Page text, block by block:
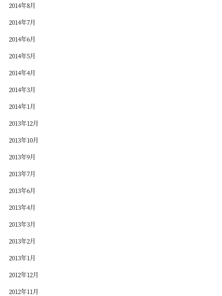
2014年8月
2014年7月
2014年6月
2014年5月
2014年4月
2014年3月
2014年1月
2013年12月
2013年10月
2013年9月
2013年7月
2013年6月
2013年4月
2013年3月
2013年2月
2013年1月
2012年12月
2012年11月